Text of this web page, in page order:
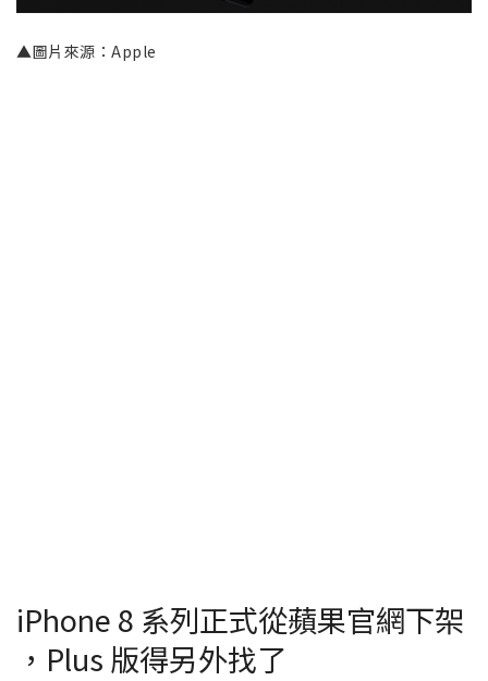
▲圖片來源：Apple
iPhone 8 系列正式從蘋果官網下架
，Plus 版得另外找了